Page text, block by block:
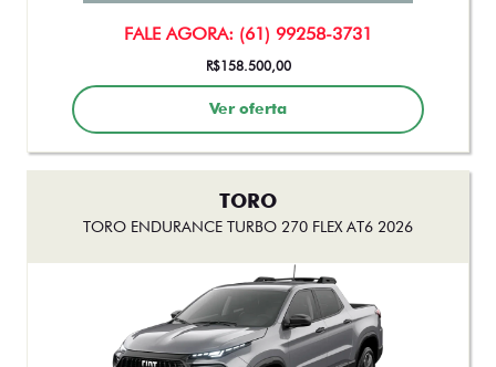
FALE AGORA: (61) 99258-3731
R$158.500,00
Ver oferta
TORO
TORO ENDURANCE TURBO 270 FLEX AT6 2026